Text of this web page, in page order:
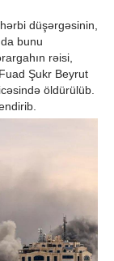
düşərgəsinin,
bunu
rəisi,
Şukr Beyrut
öldürülüb.